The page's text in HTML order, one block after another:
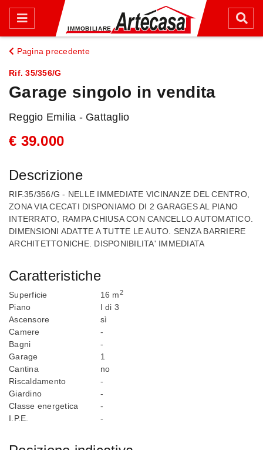
Rif. 35/356/G
Garage singolo in vendita
Pagina precedente
Reggio Emilia - Gattaglio
€ 39.000
Descrizione
RIF.35/356/G - NELLE IMMEDIATE VICINANZE DEL CENTRO,
ZONA VIA CECATI DISPONIAMO DI 2 GARAGES AL PIANO
INTERRATO, RAMPA CHIUSA CON CANCELLO AUTOMATICO.
DIMENSIONI ADATTE A TUTTE LE AUTO. SENZA BARRIERE
ARCHITETTONICHE. DISPONIBILITA' IMMEDIATA
Caratteristiche
Superficie 16 m2
Piano
I di 3
Ascensore
sì
Camere
-
Bagni
-
Garage
1
Cantina
no
Riscaldamento
-
Giardino
-
Classe energetica
-
I.P.E.
-